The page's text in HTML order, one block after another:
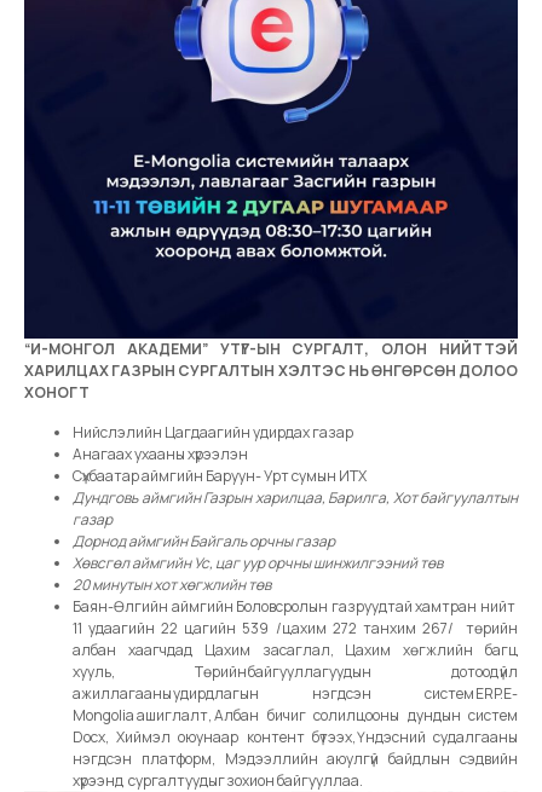
“И-МОНГОЛ AКАДЕМИ” УТҮГ-ЫН СУРГАЛТ, ОЛОН НИЙТТЭЙ
ХАРИЛЦАХ ГАЗРЫН СУРГАЛТЫН ХЭЛТЭС НЬ ӨНГӨРСӨН ДОЛОО
ХОНОГТ
Нийслэлийн Цагдаагийн удирдах газар
Анагаах ухааны хүрээлэн
Сүхбаатар аймгийн Баруун- Урт сумын ИТХ
Дундговь аймгийн Газрын харилцаа, Барилга, Хот байгуулалтын
газар
Дорнод аймгийн Байгаль орчны газар
Хөвсгөл аймгийн Ус, цаг уур орчны шинжилгээний төв
20 минутын хот хөгжлийн төв
Баян-Өлгийн аймгийн Боловсролын газруудтай хамтран нийт
11 удаагийн 22 цагийн 539 /цахим 272 танхим 267/ төрийн
албан хаагчдад Цахим засаглал, Цахим хөгжлийн багц
хууль, Төрийн байгууллагуудын дотоод үйл
ажиллагааны удирдлагын нэгдсэн систем ERP.E-
Mongolia ашиглалт, Албан бичиг солилцооны дундын систем
Docx, Хиймэл оюунаар контент бүтээх, Үндэсний судалгааны
нэгдсэн платформ, Мэдээллийн аюулгүй байдлын сэдвийн
хүрээнд сургалтуудыг зохион байгууллаа.